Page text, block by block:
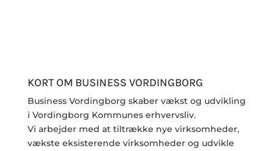
KORT OM BUSINESS VORDINGBORG
Business Vordingborg skaber vækst og udvikling
i Vordingborg Kommunes erhvervsliv.
Vi arbejder med at tiltrække nye virksomheder,
vækste eksisterende virksomheder og udvikle